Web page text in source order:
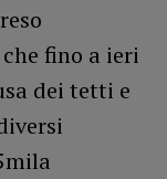
fino a ieri
dei tetti e